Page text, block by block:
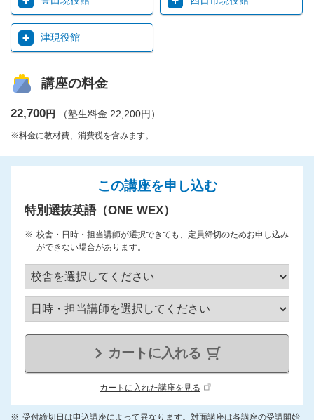
津現役館
講座の料金
22,700円 （塾生料金 22,200円）
※料金に教材費、消費税を含みます。
この講座を申し込む
特別選抜英語（ONE WEX）
校舎・日時・担当講師が選択できても、定員締切のためお申し込み
ができない場合があります。
カートに入れる
カートに入れた講座を見る
受付締切日は申込講座によって異なります。対面講座は各講座の受講開始